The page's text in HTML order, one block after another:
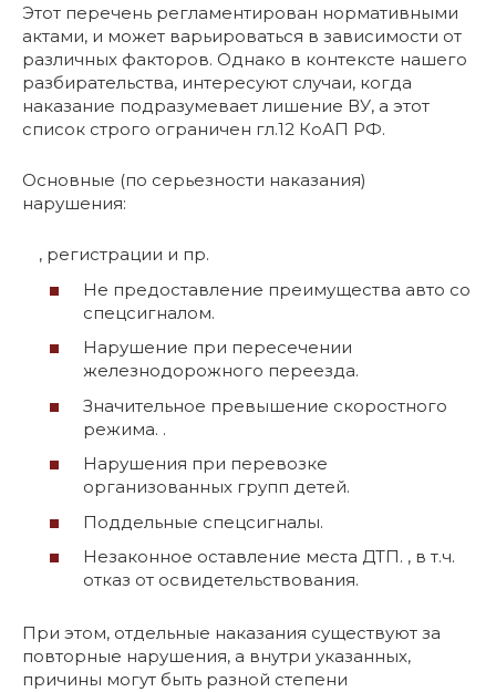
Этот перечень регламентирован нормативными
актами, и может варьироваться в зависимости от
различных факторов. Однако в контексте нашего
разбирательства, интересуют случаи, когда
наказание подразумевает лишение ВУ, а этот
список строго ограничен гл.12 КоАП РФ.
Основные (по серьезности наказания)
нарушения:
, регистрации и пр.
Не предоставление преимущества авто со
спецсигналом.
Нарушение при пересечении
железнодорожного переезда.
Значительное превышение скоростного
режима. .
Нарушения при перевозке
организованных групп детей.
Поддельные спецсигналы.
Незаконное оставление места ДТП. , в т.ч.
отказ от освидетельствования.
При этом, отдельные наказания существуют за
повторные нарушения, а внутри указанных,
причины могут быть разной степени